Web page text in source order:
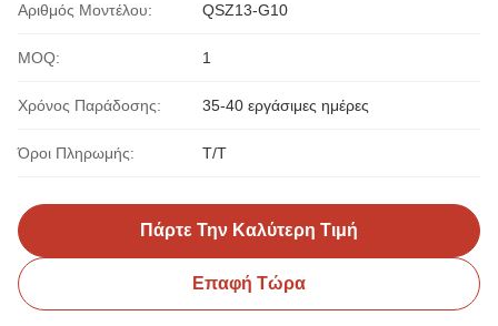
Αριθμός Μοντέλου: QSZ13-G10
MOQ: 1
Χρόνος Παράδοσης: 35-40 εργάσιμες ημέρες
Όροι Πληρωμής: T/T
Πάρτε Την Καλύτερη Τιμή
Επαφή Τώρα